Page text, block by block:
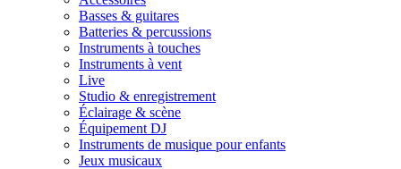
Basses & guitares
Batteries & percussions
Instruments à touches
Instruments à vent
Live
Studio & enregistrement
Éclairage & scène
Équipement DJ
Instruments de musique pour enfants
Jeux musicaux